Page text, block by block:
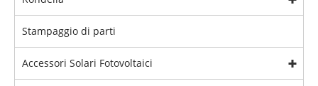
Stampaggio di parti
Accessori Solari Fotovoltaici